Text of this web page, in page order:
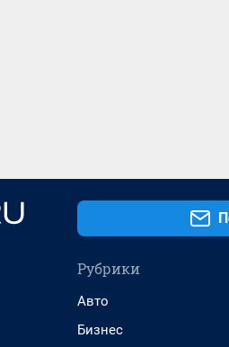
Рубрики
Авто
Бизнес